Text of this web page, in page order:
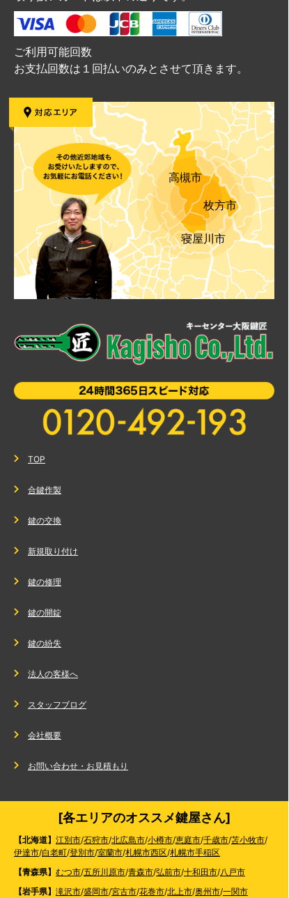
ご利用可能回数
お支払回数は１回払いのみとさせて頂きます。
高槻市
枚方市
寝屋川市
TOP
合鍵作製
鍵の交換
新規取り付け
鍵の修理
鍵の開錠
鍵の紛失
法人の客様へ
スタッフブログ
会社概要
お問い合わせ・お見積もり
[各エリアのオススメ鍵屋さん]
【北海道】 江別市/石狩市/北広島市/小樽市/恵庭市/千歳市/苫小牧市/
伊達市/白老町/登別市/室蘭市/札幌市西区/札幌市手稲区
【青森県】 むつ市/五所川原市/青森市/弘前市/十和田市/八戸市
【岩手県】 滝沢市/盛岡市/宮古市/花巻市/北上市/奥州市/一関市